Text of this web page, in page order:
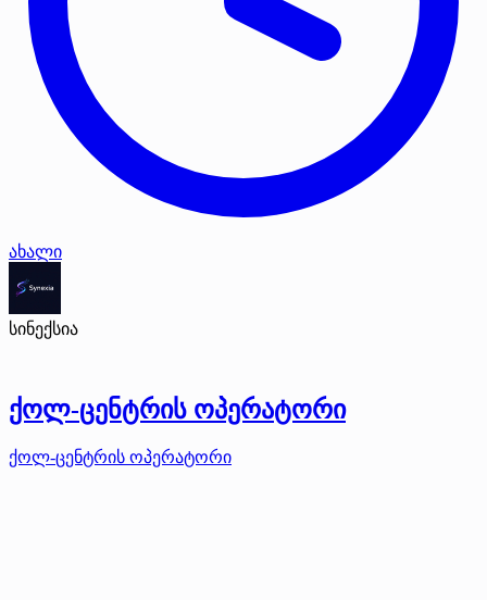
ახალი
სინექსია
ქოლ-ცენტრის ოპერატორი
ქოლ-ცენტრის ოპერატორი